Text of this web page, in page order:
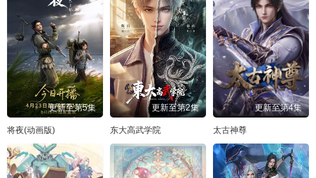
更新至第5集
将夜(动画版)
更新至第2集
东大高武学院
更新至第4集
太古神尊